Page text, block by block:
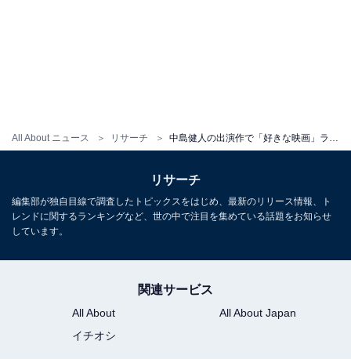
All About ニュース リサーチ
リサーチ
編集部が独自目線で調査したトピックスをはじめ、最新のリリース情報、ト
レンドに関するランキングなど、世の中で注目を集めている話題をお知らせ
しています。
関連サービス
All About
All About Japan
イチオシ